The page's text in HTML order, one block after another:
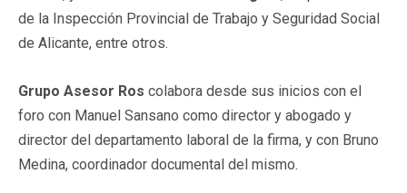
de la Inspección Provincial de Trabajo y Seguridad Social
de Alicante, entre otros.
Grupo Asesor Ros colabora desde sus inicios con el
foro con Manuel Sansano como director y abogado y
director del departamento laboral de la firma, y con Bruno
Medina, coordinador documental del mismo.